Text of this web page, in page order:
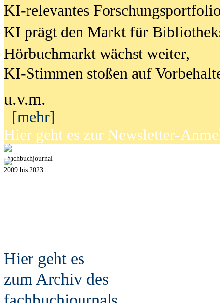
KI-relevantes
KI prägt den Markt für
Hörbuchmarkt wächst weiter,
KI-Stimmen stoßen auf
u.v.m.
[mehr]
Hier geht es zur Newsletter-
fachbuchjournal
2009 bis 2023
Hier geht es
zum Archiv des